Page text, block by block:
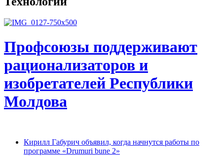
Профсоюзы поддерживают
рационализаторов и
изобретателей Республики
Молдова
Кирилл Габурич объявил, когда начнутся работы по
программе «Drumuri bune 2»